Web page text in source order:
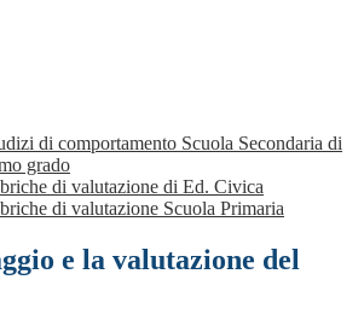
di comportamento Scuola Secondaria di
grado
di valutazione di Ed. Civica
di valutazione Scuola Primaria
e la valutazione del